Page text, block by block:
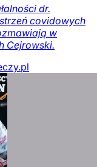
dr.
covidowych
w
Cejrowski.